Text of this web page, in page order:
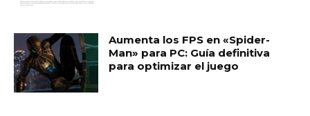
Aumenta los FPS en «Spider-
Man» para PC: Guía definitiva
para optimizar el juego